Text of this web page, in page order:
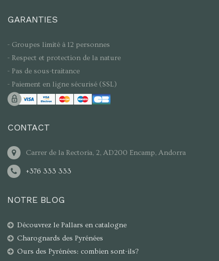
GARANTIES
- Groupes limité à 12 personnes
- Respect et protection de la nature
- Pas de sous-traitance
- Paiement en ligne sécurisé (SSL)
CONTACT
Carrer de la Rectoria, 2, AD200 Encamp, Andorra
+376 333 333
NOTRE BLOG
Découvrez le Pallars en catalogne
Charognards des Pyrénées
Ours des Pyrénées: combien sont-ils?